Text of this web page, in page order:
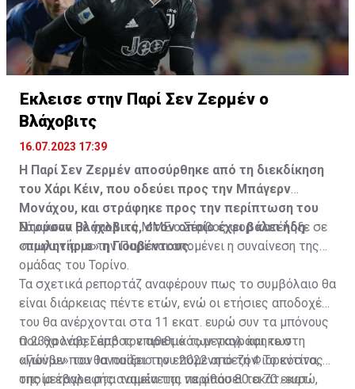
Έκλεισε στην Παρί Σεν Ζερμέν ο
Βλάχοβιτς
16.07.2023 17:39
Η Παρί Σεν Ζερμέν αποσύρθηκε από τη διεκδίκηση
του Χάρι Κέιν, που οδεύει προς την Μπάγερν
Μονάχου, και στράφηκε προς την περίπτωση του
Ντούσαν Βλάχοβιτς, στον οποίο έχει βάλει ήδη
«πωλητήριο» η Γιουβέντους.
Σύμφωνα με γαλλικά ΜΜΕ ο Σέρβος φορ κατέληξε σε
συμφωνία με την Παρί και απομένει η συναίνεση της
ομάδας του Τορίνο.
Τα σχετικά ρεπορτάζ αναφέρουν πως το συμβόλαιο θα
είναι διάρκειας πέντε ετών, ενώ οι ετήσιες αποδοχές
του θα ανέρχονται στα 11 εκατ. ευρώ συν τα μπόνους
που θα λάβει από τον αριθμό των γκολ και των
αγώνων που θα παίξει την επόμενη σεζόν. Το κόστος
της μεταγραφής αναμένεται να φθάσει τα 70 εκατ.
Ο 23χρονος Σέρβος επιθετικός μεταγράφηκε στη
«Γιούβε» τον Ιανουάριο του 2022 από τη Φιορεντίνα, η
οποία έβαλε στα ταμεία της περίπου 80 εκατ. ευρώ,